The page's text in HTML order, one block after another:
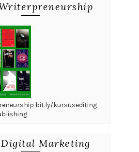
bit.ly/kursusediting
Digital Marketing